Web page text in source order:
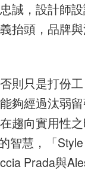
誠，設計師
抬頭，品牌
則只是打份
夠經過汰弱
趨向實用性
智慧，「
Prada與